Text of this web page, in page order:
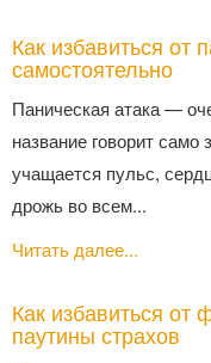
Как избавиться от
самостоятельно
Паническая атака —
название говорит само
учащается пульс,
дрожь во всем...
Читать далее...
Как избавиться от
паутины страхов